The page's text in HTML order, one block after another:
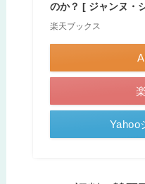
のか？ [ ジャンヌ・
楽天ブックス
Yahoo